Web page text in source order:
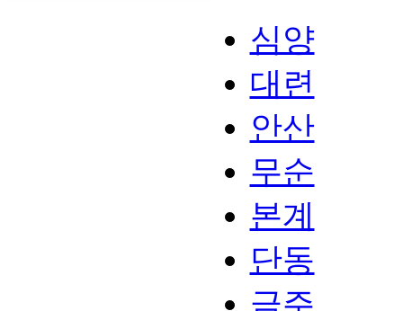
심양
대련
안산
무순
본계
단동
금주